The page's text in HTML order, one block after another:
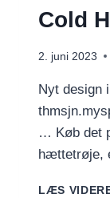
Cold
2. juni 2023
Nyt design
… Køb det
hættetrøje,
LÆS